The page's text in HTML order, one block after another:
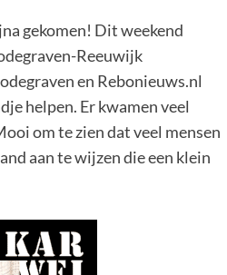
gekomen! Dit weekend
Reeuwijk
en Rebonieuws.nl
helpen. Er kwamen veel
om te zien dat veel mensen
aan te wijzen die een klein